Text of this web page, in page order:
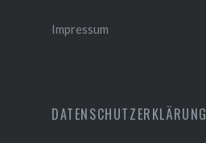
Impressum
DATENSCHUTZERKLÄRUNG